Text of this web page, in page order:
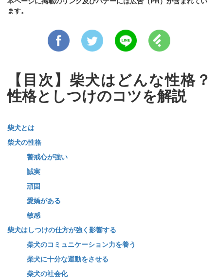
ます。
【目次】柴犬はどんな性格？
性格としつけのコツを解説
柴犬とは
柴犬の性格
警戒心が強い
誠実
頑固
愛嬌がある
敏感
柴犬はしつけの仕方が強く影響する
柴犬のコミュニケーション力を養う
柴犬に十分な運動をさせる
柴犬の社会化